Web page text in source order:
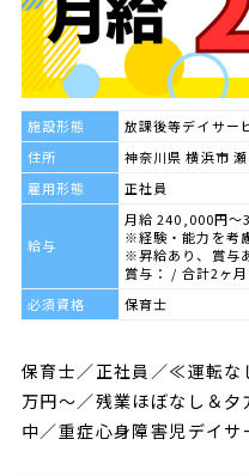
施設形態
放課後等デイサー
住所
神奈川県 横浜市
雇用形態
正社員
給与
月給 240,000円～
※経験・能力を考
※昇給あり、賞与
賞与： / 合計2ヶ月
必須資格
保育士
保育士／正社員／≪運転
万円～／残業ほぼなし＆
中／重症心身障害児デイ